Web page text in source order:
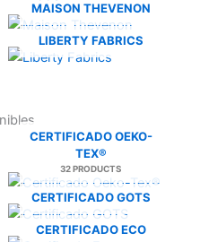
MAISON THEVENON
LIBERTY FABRICS
CERTIFICADO OEKO-
TEX®
32 PRODUCTS
CERTIFICADO GOTS
CERTIFICADO ECO